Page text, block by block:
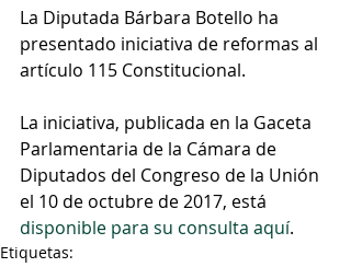
La Diputada Bárbara Botello ha
presentado iniciativa de reformas al
artículo 115 Constitucional.
La iniciativa, publicada en la Gaceta
Parlamentaria de la Cámara de
Diputados del Congreso de la Unión
el 10 de octubre de 2017, está
disponible para su consulta aquí.
Etiquetas: